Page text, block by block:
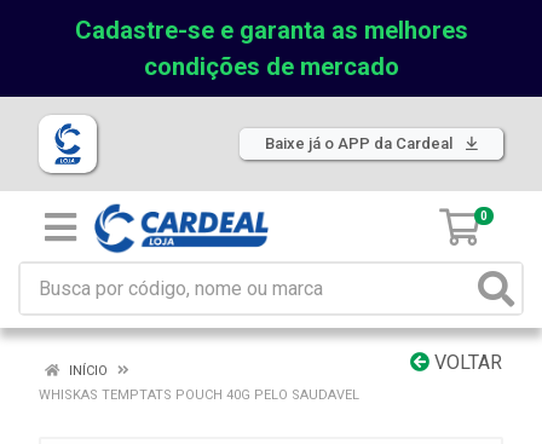
Cadastre-se e garanta as melhores
condições de mercado
Baixe já o APP da Cardeal
0
VOLTAR
INÍCIO
WHISKAS TEMPTATS POUCH 40G PELO SAUDAVEL